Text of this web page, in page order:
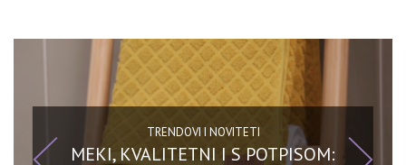
TRENDOVI I NOVITETI
MEKI, KVALITETNI I S POTPISOM: